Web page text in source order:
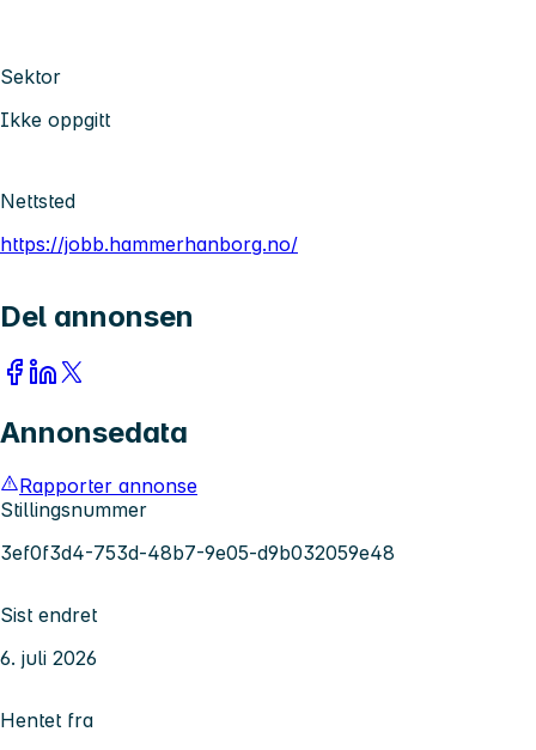
Sektor
Ikke oppgitt
Nettsted
https://jobb.hammerhanborg.no/
Del annonsen
Annonsedata
Rapporter annonse
Stillingsnummer
3ef0f3d4-753d-48b7-9e05-d9b032059e48
Sist endret
6. juli 2026
Hentet fra